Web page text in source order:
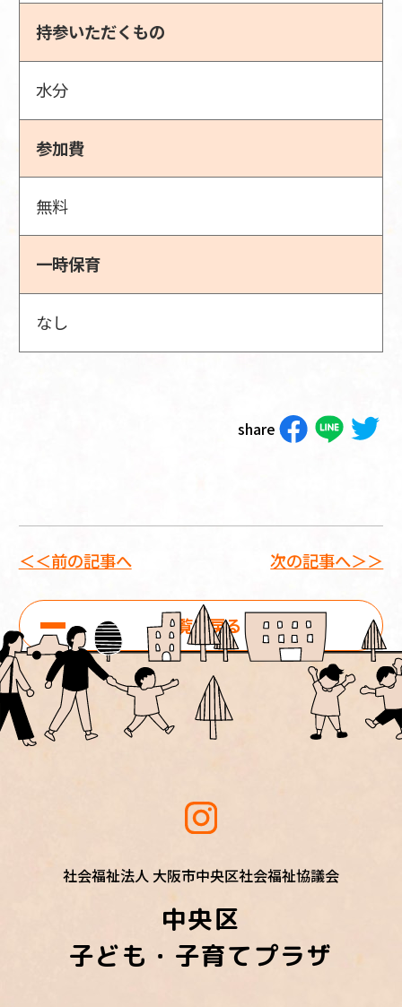
持参いただくもの
水分
参加費
無料
一時保育
なし
share
＜＜前の記事へ
一覧に戻る
次の記事へ＞＞
社会福祉法人 大阪市中央区社会福祉協議会
中央区
子ども・子育てプラザ